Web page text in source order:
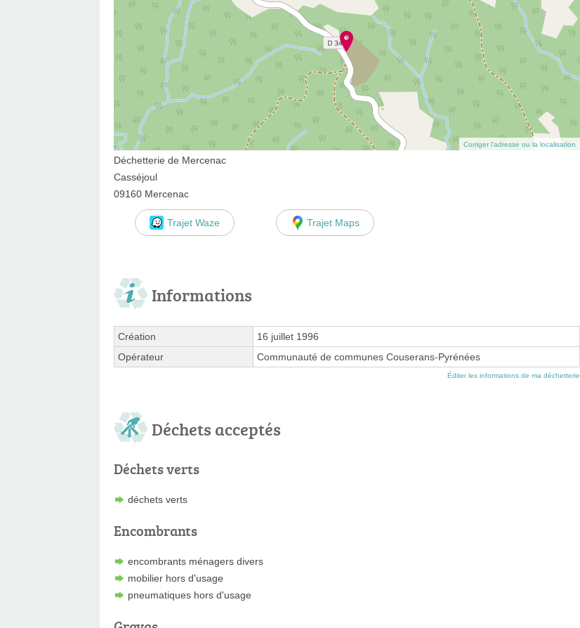
Corriger l’adresse ou la localisation
Déchetterie de Mercenac
Casséjoul
09160 Mercenac
Trajet Waze Trajet Maps
Informations
Création
16 juillet 1996
Opérateur
Communauté de communes Couserans-Pyrénées
Éditer les informations de ma déchetterie
Déchets acceptés
Déchets verts
déchets verts
Encombrants
encombrants ménagers divers
mobilier hors d'usage
pneumatiques hors d'usage